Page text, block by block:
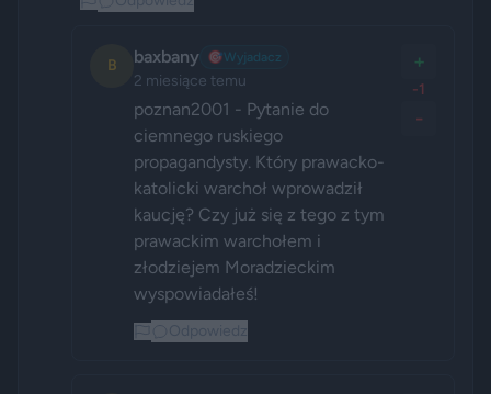
B baxbany 🎯Wyjadacz
2 miesiące temu
poznan2001 - Pytanie do
ciemnego ruskiego
propagandysty. Który prawacko-
katolicki warchoł wprowadził
kaucję? Czy już się z tego z tym
prawackim warchołem i
złodziejem Moradzieckim
wyspowiadałeś!
+
-1
-